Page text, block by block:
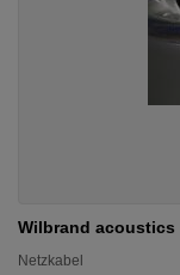
Wilbrand acoustics
Netzkabel